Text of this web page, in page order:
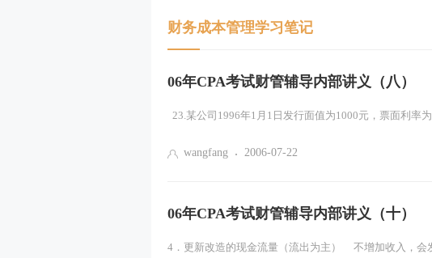
社会主义收入分配制度、社会主义市场经济体制
市场需求（一）
财务成本管理学习笔记
06年CPA考试财管辅导内部讲义（八）
23.某公司1996年1月1日发行面值为1000元，票面利率
wangfang 2006-07-22
06年CPA考试财管辅导内部讲义（十）
4．更新改造的现金流量（流出为主） 不增加收入，会